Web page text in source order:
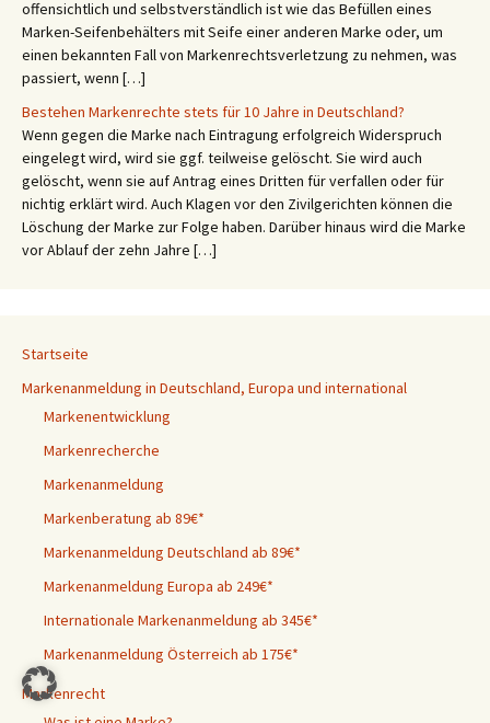
offensichtlich und selbstverständlich ist wie das Befüllen eines
Marken-Seifenbehälters mit Seife einer anderen Marke oder, um
einen bekannten Fall von Markenrechtsverletzung zu nehmen, was
passiert, wenn […]
Bestehen Markenrechte stets für 10 Jahre in Deutschland?
Wenn gegen die Marke nach Eintragung erfolgreich Widerspruch
eingelegt wird, wird sie ggf. teilweise gelöscht. Sie wird auch
gelöscht, wenn sie auf Antrag eines Dritten für verfallen oder für
nichtig erklärt wird. Auch Klagen vor den Zivilgerichten können die
Löschung der Marke zur Folge haben. Darüber hinaus wird die Marke
vor Ablauf der zehn Jahre […]
Startseite
Markenanmeldung in Deutschland, Europa und international
Markenentwicklung
Markenrecherche
Markenanmeldung
Markenberatung ab 89€*
Markenanmeldung Deutschland ab 89€*
Markenanmeldung Europa ab 249€*
Internationale Markenanmeldung ab 345€*
Markenanmeldung Österreich ab 175€*
Markenrecht